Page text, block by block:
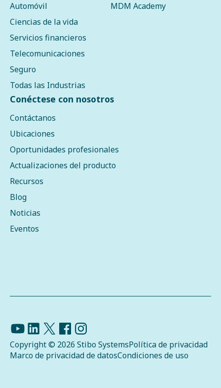
Automóvil
Ciencias de la vida
Servicios financieros
Telecomunicaciones
Seguro
Todas las Industrias
MDM Academy
Conéctese con nosotros
Contáctanos
Ubicaciones
Oportunidades profesionales
Actualizaciones del producto
Recursos
Blog
Noticias
Eventos
Copyright © 2026 Stibo SystemsPolítica de privacidad
Marco de privacidad de datosCondiciones de uso